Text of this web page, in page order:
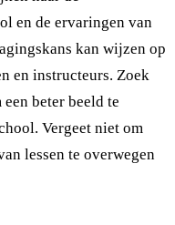
en de ervaringen van
kan wijzen op
en instructeurs. Zoek
beter beeld te
Vergeet niet om
lessen te overwegen